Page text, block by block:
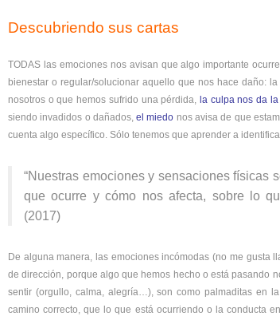
Descubriendo sus cartas
TODAS las emociones nos avisan que algo importante
bienestar o regular/solucionar aquello que nos hace daño:
nosotros o que hemos sufrido una pérdida, la culpa nos da
siendo invadidos o dañados,el miedo nos avisa de que
cuenta algo específico. Sólo tenemos que aprender a
“Nuestras emociones y sensaciones físicas
que ocurre y cómo nos afecta, sobre lo
(2017)
De alguna manera, las emociones incómodas (no me gusta
de dirección, porque algo que hemos hecho o está pasando
sentir (orgullo, calma, alegría…), son como palmaditas en
camino correcto, que lo que está ocurriendo o la conducta